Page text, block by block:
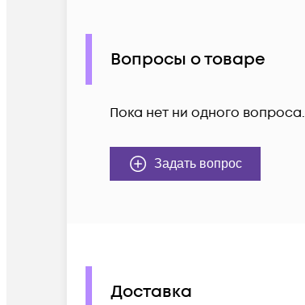
Вопросы о товаре
Пока нет ни одного вопроса.
Задать вопрос
Доставка